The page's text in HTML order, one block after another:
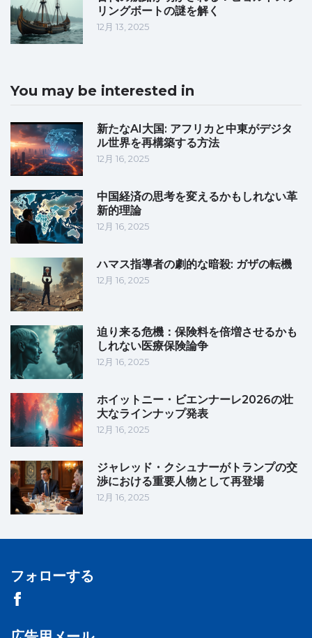
リングボートの謎を解く
12月 13, 2025
You may be interested in
新たなAI大国: アフリカと中東がデジタ
ル世界を再構築する方法
12月 16, 2025
中国経済の思考を変えるかもしれない革
新的理論
12月 16, 2025
ハマス指導者の劇的な暗殺: ガザの転機
12月 16, 2025
迫り来る危機：保険料を倍増させるかも
しれない医療保険論争
12月 16, 2025
ホイットニー・ビエンナーレ2026の壮
大なラインナップ発表
12月 16, 2025
ジャレッド・クシュナーがトランプの交
渉における重要人物として再登場
12月 16, 2025
フォローする